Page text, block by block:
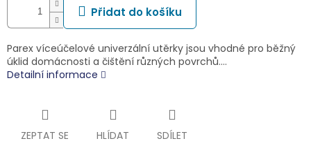
Přidat do košíku
Parex víceúčelové univerzální utěrky jsou vhodné pro běžný
úklid domácnosti a čištění různých povrchů.…
Detailní informace
ZEPTAT SE HLÍDAT SDÍLET